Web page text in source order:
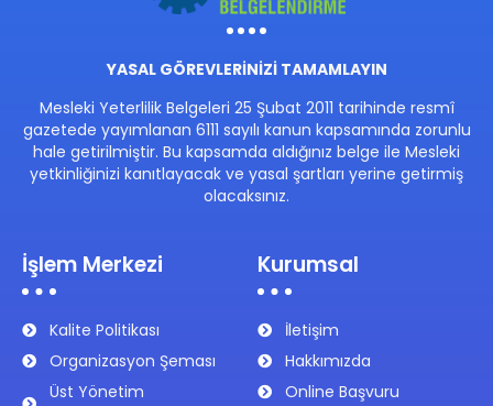
YASAL GÖREVLERİNİZİ TAMAMLAYIN
Mesleki Yeterlilik Belgeleri 25 Şubat 2011 tarihinde resmî
gazetede yayımlanan 6111 sayılı kanun kapsamında zorunlu
hale getirilmiştir. Bu kapsamda aldığınız belge ile Mesleki
yetkinliğinizi kanıtlayacak ve yasal şartları yerine getirmiş
olacaksınız.
İşlem Merkezi
Kalite Politikası
Organizasyon Şeması
Üst Yönetim
Kurumsal
İletişim
Hakkımızda
Online Başvuru